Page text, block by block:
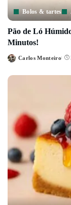
Bolos & tartes
Pão de Ló
Minutos!
Posted
Carlos Monteiro